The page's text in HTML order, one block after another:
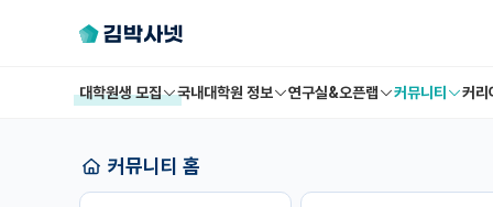
대학원생 모집 국내대학원 정보 연구실&오픈랩 커뮤니티 커리
커뮤니티 홈